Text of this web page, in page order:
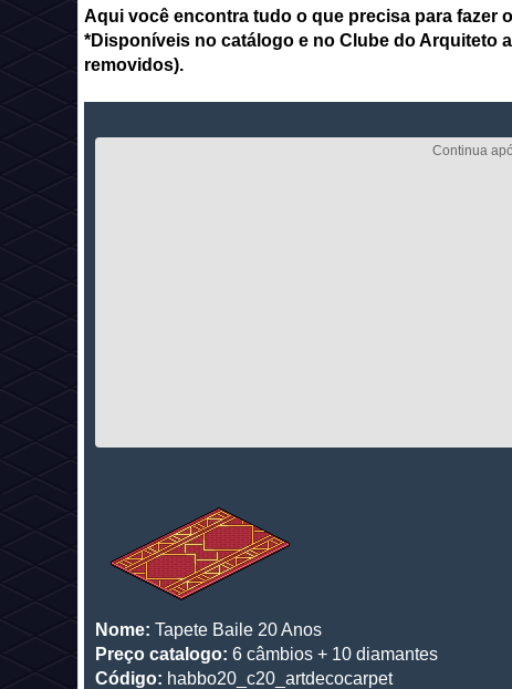
Aqui você encontra tudo o que precisa para fazer
*Disponíveis no catálogo e no Clube do Arquiteto
removidos).
Nome: Tapete Baile 20 Anos
Preço catalogo: 6 câmbios + 10 diamantes
Código: habbo20_c20_artdecocarpet